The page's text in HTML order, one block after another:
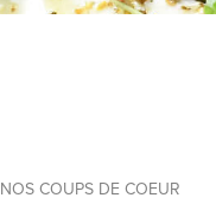
NOS COUPS DE COEUR